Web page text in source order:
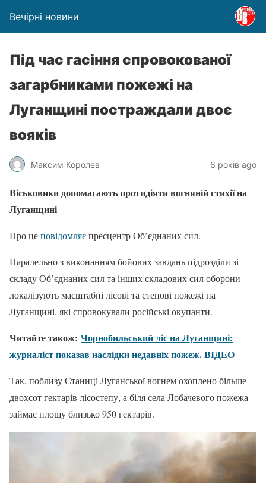
Вечірні новини
Під час гасіння спровокованої
загарбниками пожежі на
Луганщині постраждали двоє
вояків
Максим Королев 6 років ago
Віськовики допомагають протидіяти вогняній стихії на
Луганщині
Про цеповідомляєпресцентр Об’єднаних сил.
Паралельно з виконанням бойових завдань підрозділи зі
складу Об’єднаних сил та інших складових сил оборони
локалізують масштабні лісові та степові пожежі на
Луганщині, які спровокували російські окупанти.
Читайте також: Чорнобильський ліс на Луганщині:
журналіст показав наслідки недавніх пожеж. ВІДЕО
Так, поблизу Станиці Луганської вогнем охоплено більше
двохсот гектарів лісостепу, а біля села Лобачевого пожежа
займає площу близько 950 гектарів.